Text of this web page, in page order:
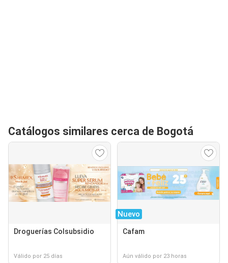
Catálogos similares cerca de Bogotá
Droguerías Colsubsidio
Válido por 25 días
Nuevo
Cafam
Aún válido por 23 horas